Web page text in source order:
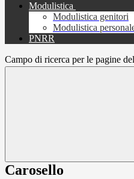
Modulistica
Modulistica genitori
Modulistica
PNRR
Campo di ricerca per le pagine
Carosello